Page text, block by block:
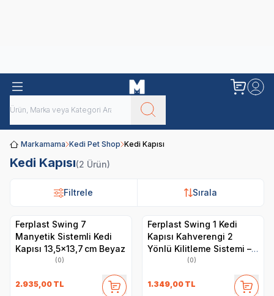
Markamama Kedi Pet Shop Kedi Kapısı
Kedi Kapısı(2 Ürün)
Filtrele Sırala
Filtrele Sırala
Ferplast Swing 7
Manyetik Sistemli Kedi
Kapısı 13,5×13,7 cm Beyaz
(0)
2.935,00 TL
Ferplast Swing 1 Kedi
Kapısı Kahverengi 2
Yönlü Kilitleme Sistemi –
Ahşap, Metal ve Cam
Kapılara Uyumlu 14,8 x
14,5 cm
(0)
1.349,00 TL